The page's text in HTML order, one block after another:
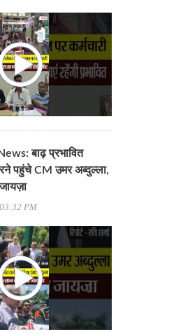
बाढ़ प्रभावित
पहुंचे CM उमर अब्दुल्ला,
PM